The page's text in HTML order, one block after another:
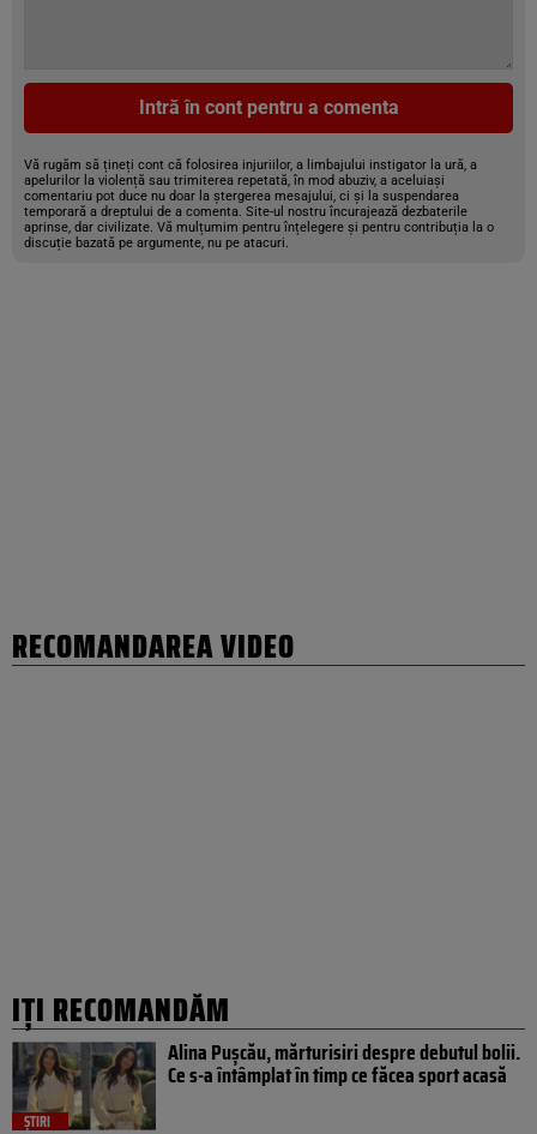
Intră în cont pentru a comenta
Vă rugăm să țineți cont că folosirea injuriilor, a limbajului instigator la ură, a
apelurilor la violență sau trimiterea repetată, în mod abuziv, a aceluiași
comentariu pot duce nu doar la ștergerea mesajului, ci și la suspendarea
temporară a dreptului de a comenta. Site-ul nostru încurajează dezbaterile
aprinse, dar civilizate. Vă mulțumim pentru înțelegere și pentru contribuția la o
discuție bazată pe argumente, nu pe atacuri.
RECOMANDAREA VIDEO
IȚI RECOMANDĂM
ȘTIRI
Alina Pușcău, mărturisiri despre debutul bolii.
Ce s-a întâmplat în timp ce făcea sport acasă